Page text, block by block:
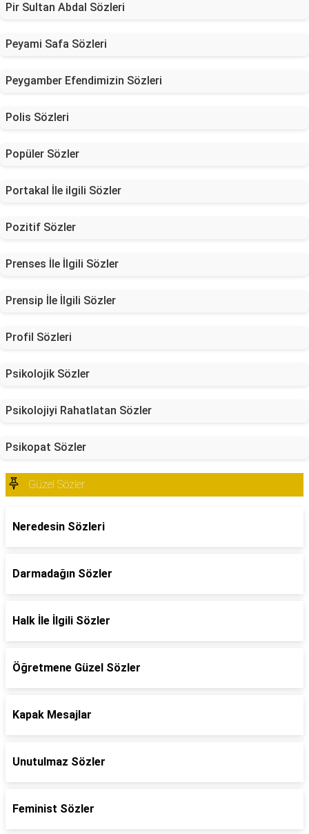
Pir Sultan Abdal Sözleri
Peyami Safa Sözleri
Peygamber Efendimizin Sözleri
Polis Sözleri
Popüler Sözler
Portakal İle ilgili Sözler
Pozitif Sözler
Prenses İle İlgili Sözler
Prensip İle İlgili Sözler
Profil Sözleri
Psikolojik Sözler
Psikolojiyi Rahatlatan Sözler
Psikopat Sözler
Güzel Sözler
Neredesin Sözleri
Darmadağın Sözler
Halk İle İlgili Sözler
Öğretmene Güzel Sözler
Kapak Mesajlar
Unutulmaz Sözler
Feminist Sözler